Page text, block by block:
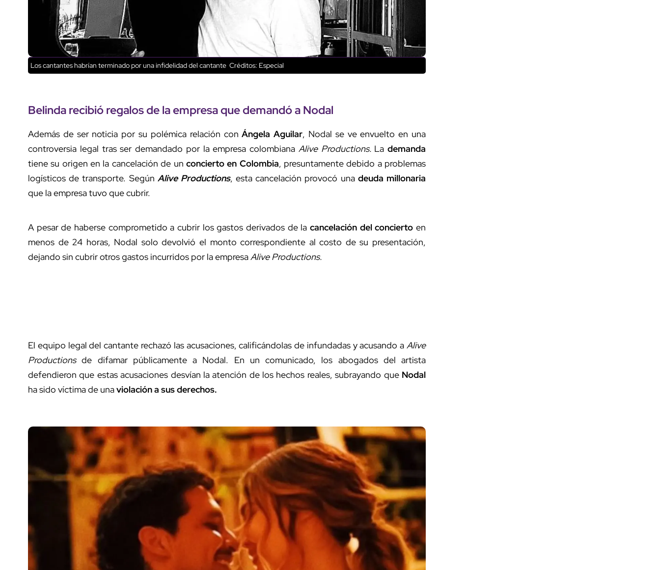
Los cantantes habrían terminado por una infidelidad del cantante Créditos: Especial
Belinda recibió regalos de la empresa que demandó a Nodal
Además de ser noticia por su polémica relación con Ángela Aguilar, Nodal se ve envuelto en una
controversia legal tras ser demandado por la empresa colombiana Alive Productions.La demanda
tiene su origen en la cancelación de un concierto en Colombia, presuntamente debido a problemas
logísticos de transporte. Según Alive Productions, esta cancelación provocó una deuda millonaria
que la empresa tuvo que cubrir.
A pesar de haberse comprometido a cubrir los gastos derivados de la cancelación del concierto en
menos de 24 horas, Nodal solo devolvió el monto correspondiente al costo de su presentación,
dejando sin cubrir otros gastos incurridos por la empresa Alive Productions.
El equipo legal del cantante rechazó las acusaciones, calificándolas de infundadas y acusando a Alive
Productionsde difamar públicamente a Nodal. En un comunicado, los abogados del artista
defendieron que estas acusaciones desvían la atención de los hechos reales, subrayando que Nodal
ha sido víctima de unaviolación a sus derechos.